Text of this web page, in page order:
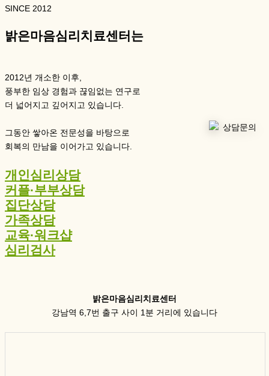
SINCE 2012
밝은마음심리치료센터는
2012년 개소한 이후,
풍부한 임상 경험과 끊임없는 연구로
더 넓어지고 깊어지고 있습니다.
그동안 쌓아온 전문성을 바탕으로
회복의 만남을 이어가고 있습니다.
개인심리상담
커플·부부상담
집단상담
가족상담
교육·워크샵
심리검사
밝은마음심리치료센터
강남역 6,7번 출구 사이 1분 거리에 있습니다